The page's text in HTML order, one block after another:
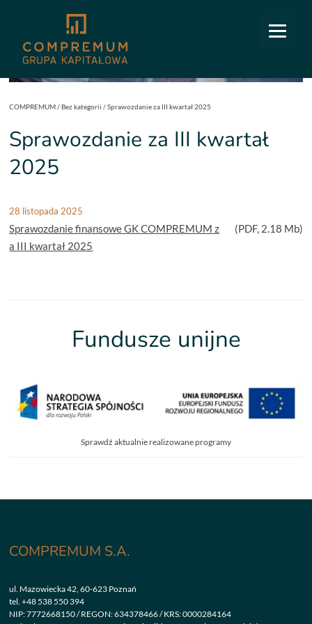
COMPREMUM/Bez kategorii /Sprawozdanie za III kwartał 2025
Sprawozdanie za III kwartał
2025
28 listopada 2025
Sprawozdanie finansowe GK COMPREMUM z
a III kwartał 2025
(PDF, 2.18 Mb)
Fundusze unijne
Sprawdź aktualnie realizowane programy
COMPREMUM S.A.
ul. Mazowiecka 42, 60-623 Poznań
tel.+48 538 550 394
NIP: 7772668150 / REGON: 634378466 / KRS: 0000284164